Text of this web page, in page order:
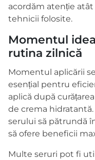
acordăm atenție
tehnicii folosite.
Momentul
rutina zilnică
Momentul aplicării
esențial pentru
aplică după
de crema
serului să pătrundă
să ofere beneficii
Multe seruri pot fi